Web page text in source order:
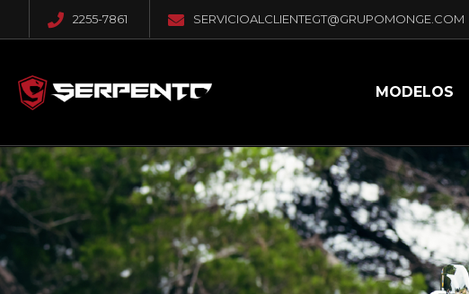
2255-7861 SERVICIOALCLIENTEGT@GRUPOMONGE.COM
MODELOS